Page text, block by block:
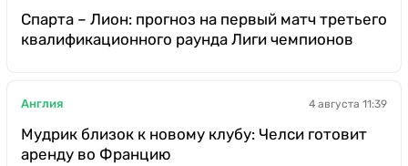
Спарта – Лион: прогноз на первый матч третьего
квалификационного раунда Лиги чемпионов
Англия 4 августа 11:39
Мудрик близок к новому клубу: Челси готовит
аренду во Францию